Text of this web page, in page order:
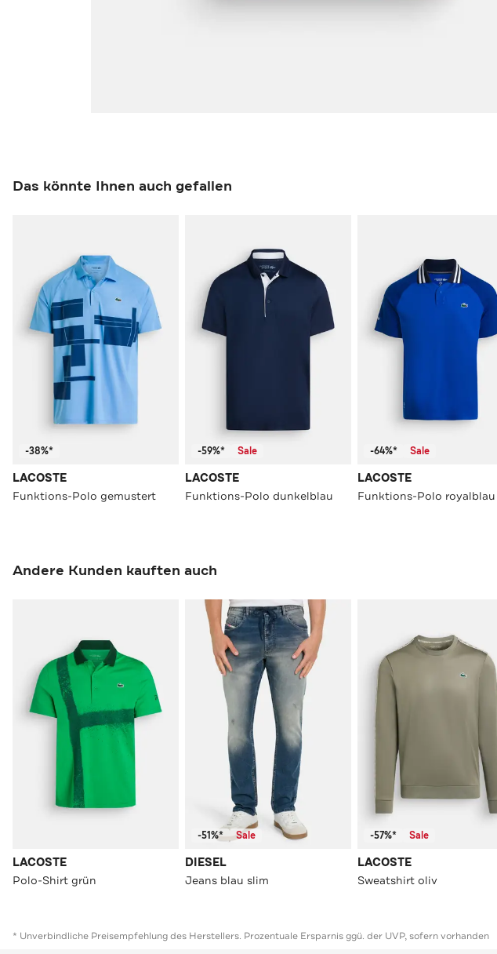
Das könnte Ihnen auch gefallen
-38%*
LACOSTE
Funktions-Polo gemustert
-59%* Sale
LACOSTE
Funktions-Polo dunkelblau
-64%* Sale
LACOSTE
Funktions-Polo royalblau
Andere Kunden kauften auch
LACOSTE
Polo-Shirt grün
-51%* Sale
DIESEL
Jeans blau slim
-57%* Sale
LACOSTE
Sweatshirt oliv
* Unverbindliche Preisempfehlung des Herstellers. Prozentuale Ersparnis ggü. der UVP, sofern vorhanden